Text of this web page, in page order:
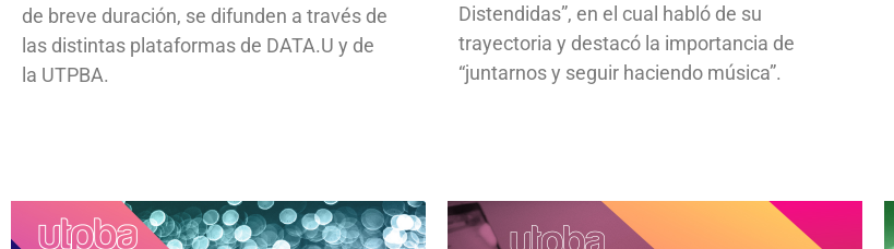
de breve duración, se difunden a través de
las distintas plataformas de DATA.U y de
la UTPBA.
Distendidas”, en el cual habló de su
trayectoria y destacó la importancia de
“juntarnos y seguir haciendo música”.